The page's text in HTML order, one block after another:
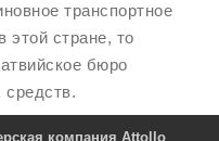
транспортное
этой стране, то
бюро
средств.
компания Attollo